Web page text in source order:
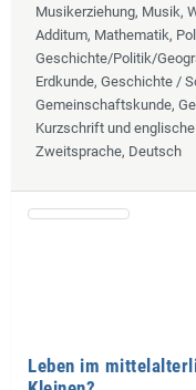
Musikerziehung, Musik,
Additum, Mathematik,
Geschichte/Politik/
Erdkunde, Geschichte /
Gemeinschaftskunde,
Kurzschrift und
Zweitsprache, Deutsch
Leben im